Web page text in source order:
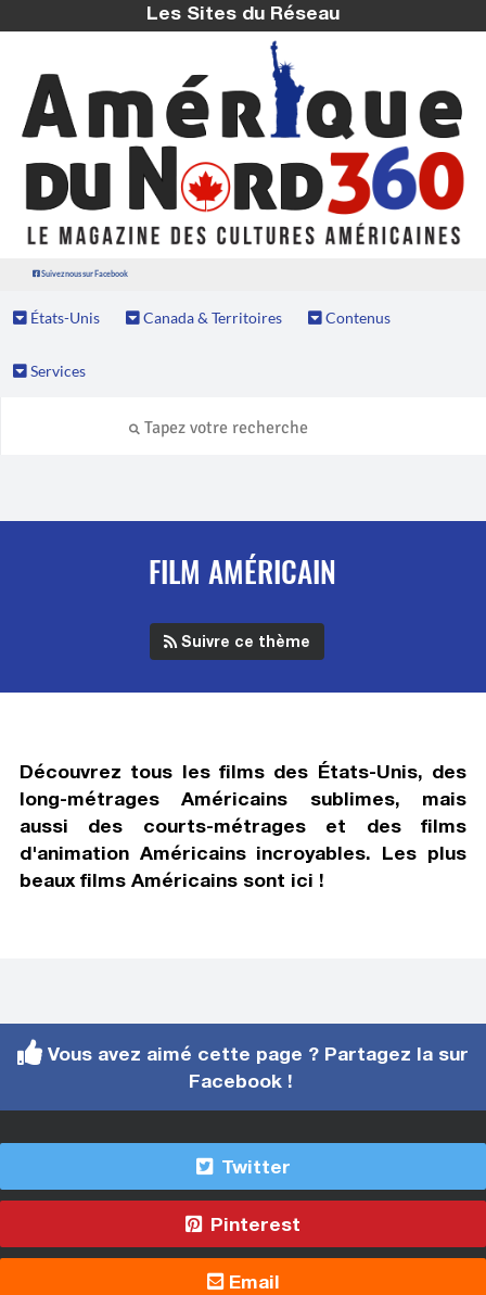
Les Sites du Réseau
Suivez nous sur Facebook
États-Unis Canada & Territoires Contenus
Services
FILM AMÉRICAIN
Suivre ce thème
Découvrez tous les films des États-Unis, des
long-métrages Américains sublimes, mais
aussi des courts-métrages et des films
d'animation Américains incroyables. Les plus
beaux films Américains sont ici !
Vous avez aimé cette page ? Partagez la sur
Facebook !
Twitter
Pinterest
Email